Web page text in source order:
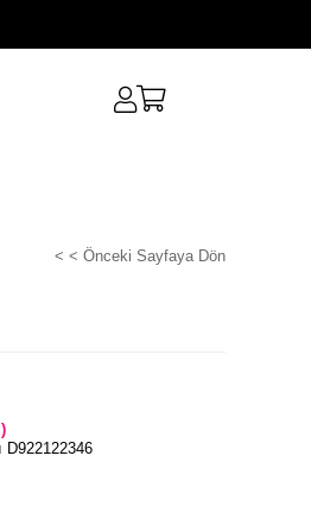
< < Önceki Sayfaya Dön
D922122346